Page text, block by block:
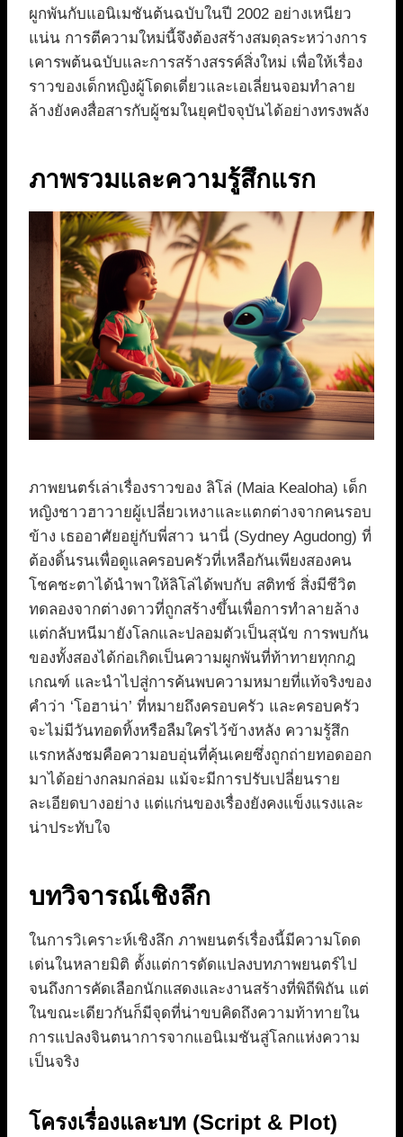
ผูกพันกับแอนิเมชันต้นฉบับในปี 2002 อย่างเหนียว
แน่น การตีความใหม่นี้จึงต้องสร้างสมดุลระหว่างการ
เคารพต้นฉบับและการสร้างสรรค์สิ่งใหม่ เพื่อให้เรื่อง
ราวของเด็กหญิงผู้โดดเดี่ยวและเอเลี่ยนจอมทำลาย
ล้างยังคงสื่อสารกับผู้ชมในยุคปัจจุบันได้อย่างทรงพลัง
ภาพรวมและความรู้สึกแรก
ภาพยนตร์เล่าเรื่องราวของ ลิโล่ (Maia Kealoha) เด็ก
หญิงชาวฮาวายผู้เปลี่ยวเหงาและแตกต่างจากคนรอบ
ข้าง เธออาศัยอยู่กับพี่สาว นานี่ (Sydney Agudong) ที่
ต้องดิ้นรนเพื่อดูแลครอบครัวที่เหลือกันเพียงสองคน
โชคชะตาได้นำพาให้ลิโล่ได้พบกับ สติทช์ สิ่งมีชีวิต
ทดลองจากต่างดาวที่ถูกสร้างขึ้นเพื่อการทำลายล้าง
แต่กลับหนีมายังโลกและปลอมตัวเป็นสุนัข การพบกัน
ของทั้งสองได้ก่อเกิดเป็นความผูกพันที่ท้าทายทุกกฎ
เกณฑ์ และนำไปสู่การค้นพบความหมายที่แท้จริงของ
คำว่า ‘โอฮาน่า’ ที่หมายถึงครอบครัว และครอบครัว
จะไม่มีวันทอดทิ้งหรือลืมใครไว้ข้างหลัง ความรู้สึก
แรกหลังชมคือความอบอุ่นที่คุ้นเคยซึ่งถูกถ่ายทอดออก
มาได้อย่างกลมกล่อม แม้จะมีการปรับเปลี่ยนราย
ละเอียดบางอย่าง แต่แก่นของเรื่องยังคงแข็งแรงและ
น่าประทับใจ
บทวิจารณ์เชิงลึก
ในการวิเคราะห์เชิงลึก ภาพยนตร์เรื่องนี้มีความโดด
เด่นในหลายมิติ ตั้งแต่การดัดแปลงบทภาพยนตร์ไป
จนถึงการคัดเลือกนักแสดงและงานสร้างที่พิถีพิถัน แต่
ในขณะเดียวกันก็มีจุดที่น่าขบคิดถึงความท้าทายใน
การแปลงจินตนาการจากแอนิเมชันสู่โลกแห่งความ
เป็นจริง
โครงเรื่องและบท (Script & Plot)